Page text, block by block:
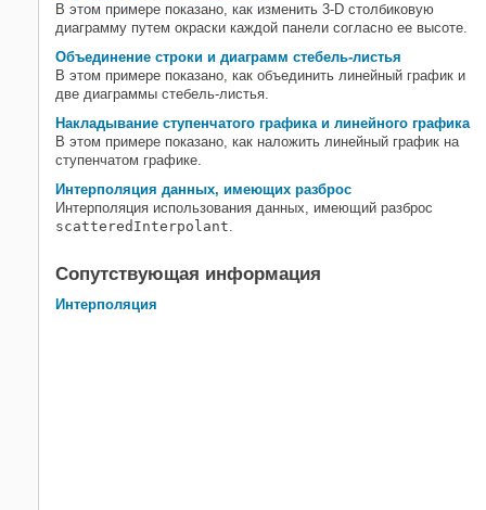
В этом примере показано, как изменить 3-D столбиковую
диаграмму путем окраски каждой панели согласно ее высоте.
Объединение строки и диаграмм стебель-листья
В этом примере показано, как объединить линейный график и
две диаграммы стебель-листья.
Накладывание ступенчатого графика и линейного графика
В этом примере показано, как наложить линейный график на
ступенчатом графике.
Интерполяция данных, имеющих разброс
Интерполяция использования данных, имеющий разброс
scatteredInterpolant.
Сопутствующая информация
Интерполяция